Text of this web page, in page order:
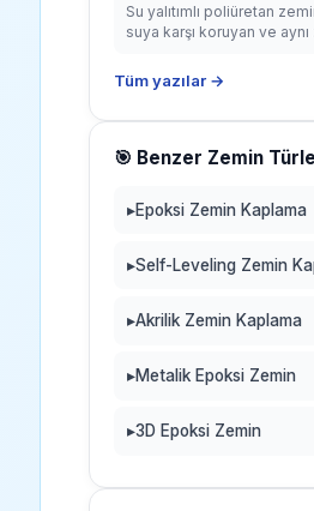
Su yalıtımlı poliüretan
suya karşı koruyan ve aynı
Tüm yazılar →
🎯 Benzer Zemin
▸Epoksi Zemin Kaplama
▸Self-Leveling Zemin
▸Akrilik Zemin Kaplama
▸Metalik Epoksi Zemin
▸3D Epoksi Zemin